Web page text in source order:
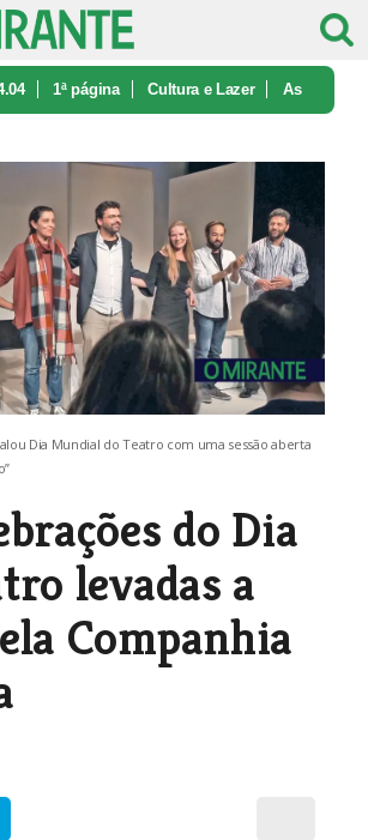
1ª página Cultura e Lazer As
Dia Mundial do Teatro com uma sessão aberta
do Dia
levadas a
Companhia